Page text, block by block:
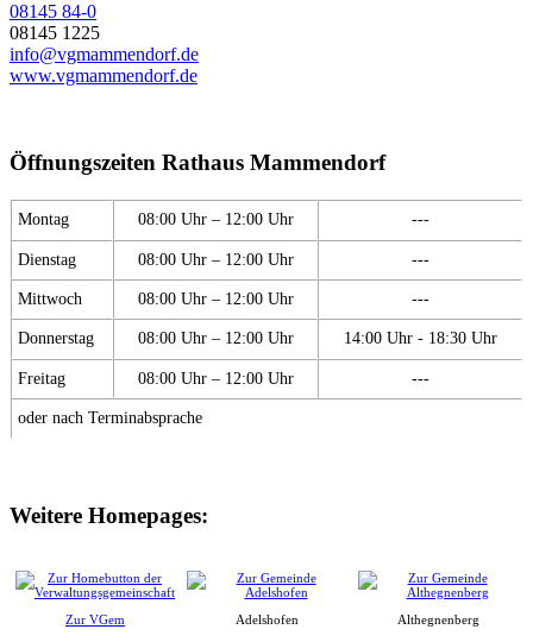
08145 84-0
08145 1225
info@vgmammendorf.de
www.vgmammendorf.de
Öffnungszeiten Rathaus Mammendorf
Montag 08:00 Uhr – 12:00 Uhr ---
Dienstag 08:00 Uhr – 12:00 Uhr ---
Mittwoch 08:00 Uhr – 12:00 Uhr ---
Donnerstag 08:00 Uhr – 12:00 Uhr 14:00 Uhr - 18:30 Uhr
Freitag 08:00 Uhr – 12:00 Uhr ---
oder nach Terminabsprache
Weitere Homepages:
Zur VGem Adelshofen Althegnenberg